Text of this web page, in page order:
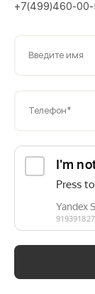
+7(499)460-00-
Введите имя
Телефон*